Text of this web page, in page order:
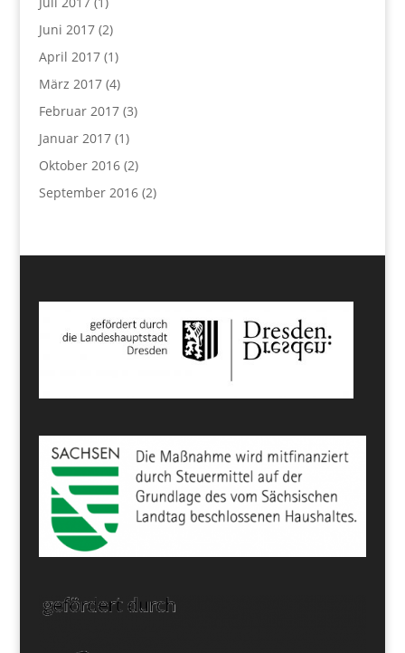
Juni 2017(2)
April 2017(1)
März 2017(4)
Februar 2017(3)
Januar 2017(1)
Oktober 2016(2)
September 2016(2)